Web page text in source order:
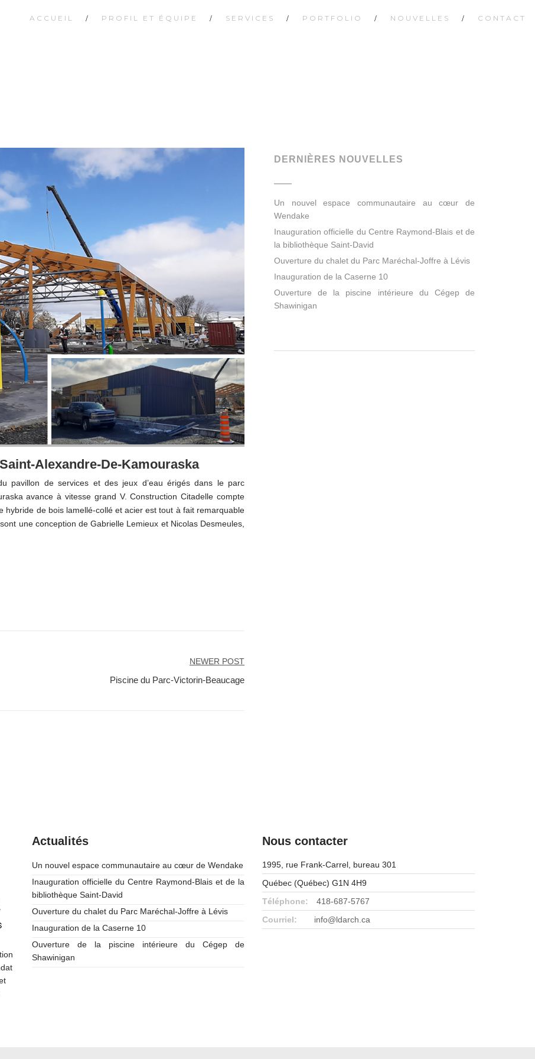
ACCUEIL PROFIL ET ÉQUIPE SERVICES PORTFOLIO NOUVELLES CONTACT
Alexandre-De-Kamouraska
pavillon de services et des jeux d’eau érigés dans le parc
avance à vitesse grand V. Construction Citadelle compte
hybride de bois lamellé-collé et acier est tout à fait remarquable
une conception de Gabrielle Lemieux et Nicolas Desmeules,
NEWER POST
Piscine du Parc-Victorin-Beaucage
DERNIÈRES NOUVELLES
Un nouvel espace communautaire au cœur de
Wendake
Inauguration officielle du Centre Raymond-Blais et de
la bibliothèque Saint-David
Ouverture du chalet du Parc Maréchal-Joffre à Lévis
Inauguration de la Caserne 10
Ouverture de la piscine intérieure du Cégep de
Shawinigan
Actualités
Un nouvel espace communautaire au cœur de Wendake
Inauguration officielle du Centre Raymond-Blais et de la
bibliothèque Saint-David
Ouverture du chalet du Parc Maréchal-Joffre à Lévis
Inauguration de la Caserne 10
Ouverture de la piscine intérieure du Cégep de
Shawinigan
Nous contacter
1995, rue Frank-Carrel, bureau 301
Québec (Québec) G1N 4H9
Téléphone:
418-687-5767
Courriel:
info@ldarch.ca